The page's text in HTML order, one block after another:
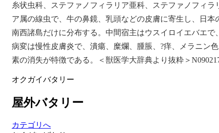
糸状虫科、ステファノフィラリア亜科、ステファノフィラ
ア属の線虫で、牛の鼻鏡、乳頭などの皮膚に寄生し、日本
南西諸島だけに分布する。中間宿主はウスイロイエバエで
病変は慢性皮膚炎で、潰瘍、糜爛、腫脹、?痒、メラニン色
素の消失が特徴である。＜獣医学大辞典より抜粋＞
オクガイバタリー
屋外バタリー
カテゴリへ